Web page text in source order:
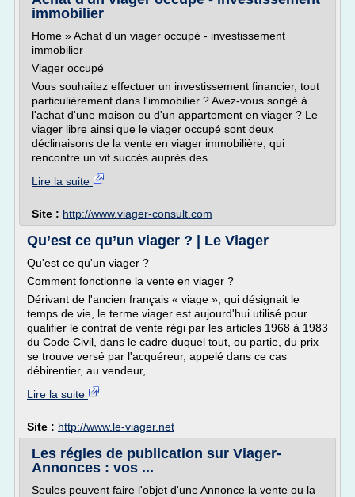
immobilier
Home » Achat d'un viager occupé - investissement
immobilier
Viager occupé
Vous souhaitez effectuer un investissement financier, tout
particulièrement dans l'immobilier ? Avez-vous songé à
l'achat d'une maison ou d'un appartement en viager ? Le
viager libre ainsi que le viager occupé sont deux
déclinaisons de la vente en viager immobilière, qui
rencontre un vif succès auprès des...
Lire la suite
Site : http://www.viager-consult.com
Qu’est ce qu’un viager ? | Le Viager
Qu'est ce qu'un viager ?
Comment fonctionne la vente en viager ?
Dérivant de l'ancien français « viage », qui désignait le
temps de vie, le terme viager est aujourd'hui utilisé pour
qualifier le contrat de vente régi par les articles 1968 à 1983
du Code Civil, dans le cadre duquel tout, ou partie, du prix
se trouve versé par l'acquéreur, appelé dans ce cas
débirentier, au vendeur,...
Lire la suite
Site : http://www.le-viager.net
Les régles de publication sur Viager-
Annonces : vos ...
Seules peuvent faire l'objet d'une Annonce la vente ou la